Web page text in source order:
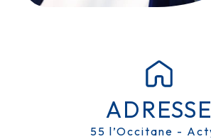
ADRESSE
55 l’Occitane -